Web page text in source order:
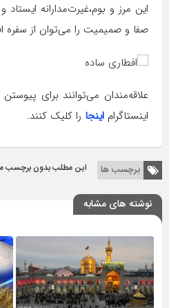
این مرز و بوم،‌غیرت‌مدارانه
صفا و صمیمیت را می‌توان از سفره
علاقه‌مندان می‌توانند برای
اینستاگرام اینجا را کلیک کنند.
برچسب ها این مطلب بدون برچسب
نوشته های مشابه